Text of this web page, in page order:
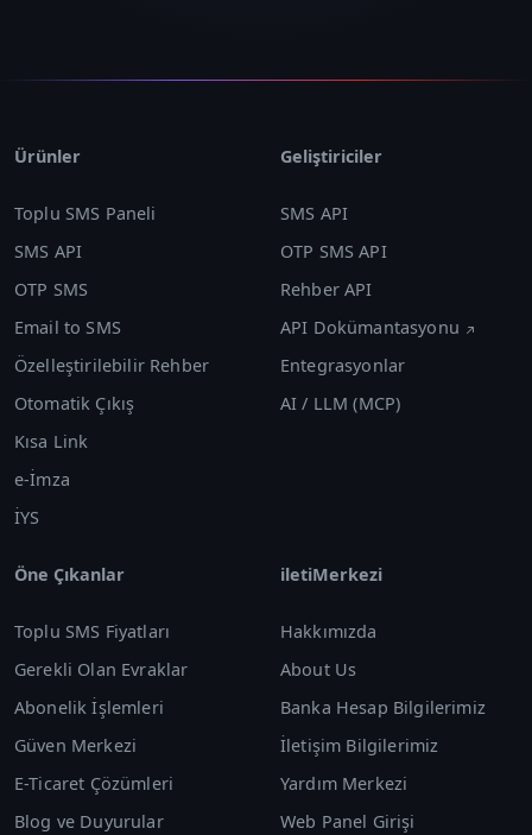
Ürünler
Toplu SMS Paneli
SMS API
OTP SMS
Email to SMS
Özelleştirilebilir Rehber
Otomatik Çıkış
Kısa Link
e-İmza
İYS
Geliştiriciler
SMS API
OTP SMS API
Rehber API
API Dokümantasyonu
Entegrasyonlar
AI / LLM (MCP)
Öne Çıkanlar
Toplu SMS Fiyatları
Gerekli Olan Evraklar
Abonelik İşlemleri
Güven Merkezi
E-Ticaret Çözümleri
Blog ve Duyurular
iletiMerkezi
Hakkımızda
About Us
Banka Hesap Bilgilerimiz
İletişim Bilgilerimiz
Yardım Merkezi
Web Panel Girişi